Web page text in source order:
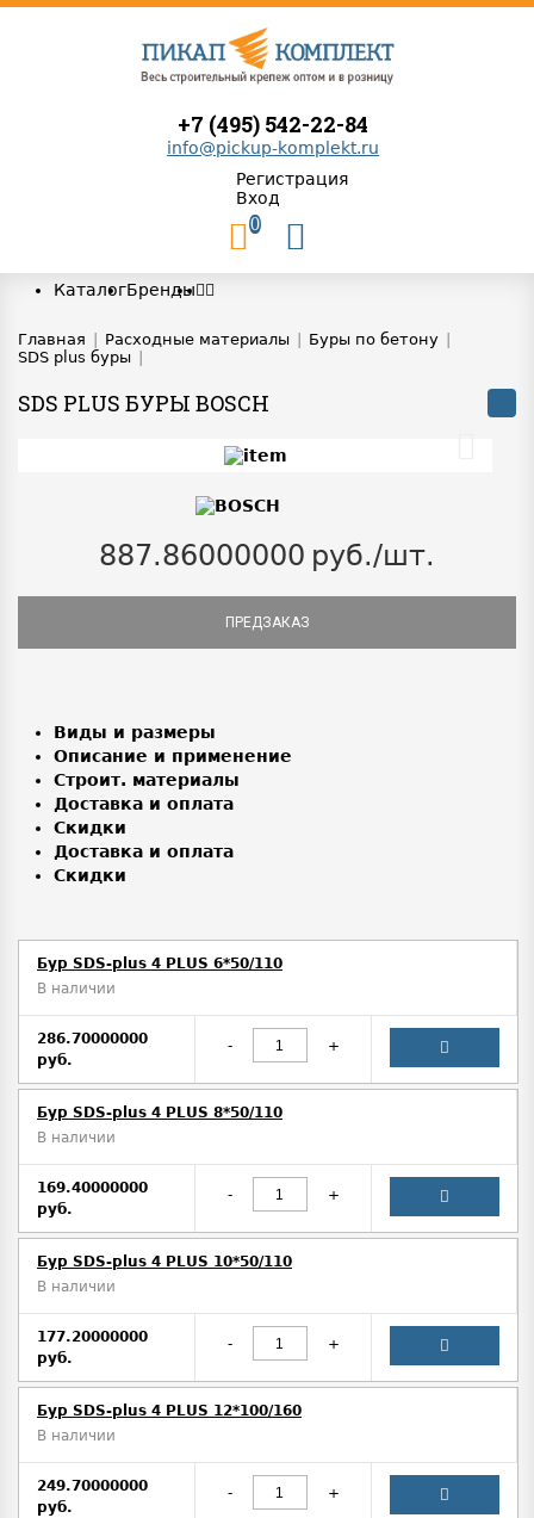
+7 (495) 542-22-84
info@pickup-komplekt.ru
Регистрация
Вход
0
КаталогБренды
Главная Расходные материалы Буры по бетону
SDS plus буры
SDS PLUS БУРЫ BOSCH
887.86000000 руб./шт.
ПРЕДЗАКАЗ
Виды и размеры
Описание и применение
Строит. материалы
Доставка и оплата
Скидки
Доставка и оплата
Скидки
Бур SDS-plus 4 PLUS 6*50/110
В наличии
286.70000000
руб.
- +
Бур SDS-plus 4 PLUS 8*50/110
В наличии
169.40000000
руб.
- +
Бур SDS-plus 4 PLUS 10*50/110
В наличии
177.20000000
руб.
- +
Бур SDS-plus 4 PLUS 12*100/160
В наличии
249.70000000
руб.
- +